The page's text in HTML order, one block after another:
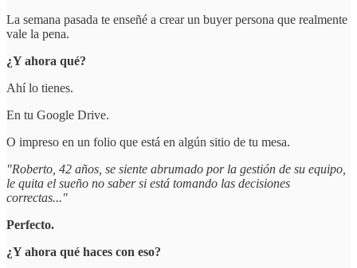
La semana pasada te enseñé a crear un buyer persona que realmente
vale la pena.
¿Y ahora qué?
Ahí lo tienes.
En tu Google Drive.
O impreso en un folio que está en algún sitio de tu mesa.
"Roberto, 42 años, se siente abrumado por la gestión de su equipo,
le quita el sueño no saber si está tomando las decisiones
correctas..."
Perfecto.
¿Y ahora qué haces con eso?